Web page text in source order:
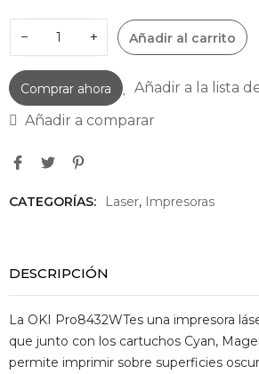
− + Añadir al carrito
Comprar ahora
Añadir a la lista
Añadir a comparar
CATEGORÍAS: Laser, Impresoras
DESCRIPCIÓN
La OKI Pro8432WTes una impresora
que junto con los cartuchos Cyan,
permite imprimir sobre superficies